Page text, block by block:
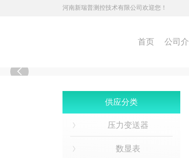
河南新瑞普测控技术有限公司欢迎您！
首页 公司

供应分类
压力变送器
数显表